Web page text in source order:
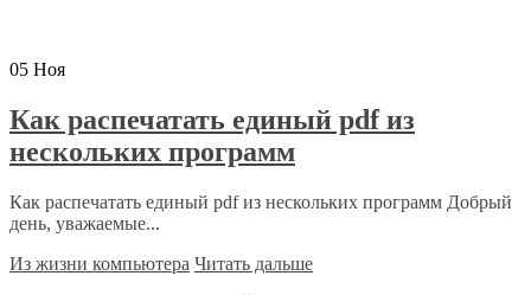
05 Ноя
Как распечатать единый pdf из
нескольких программ
Как распечатать единый pdf из нескольких программ Добрый
день, уважаемые...
Из жизни компьютера Читать дальше